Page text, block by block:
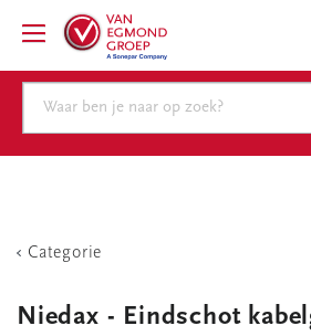
Categorie
Niedax - Eindschot